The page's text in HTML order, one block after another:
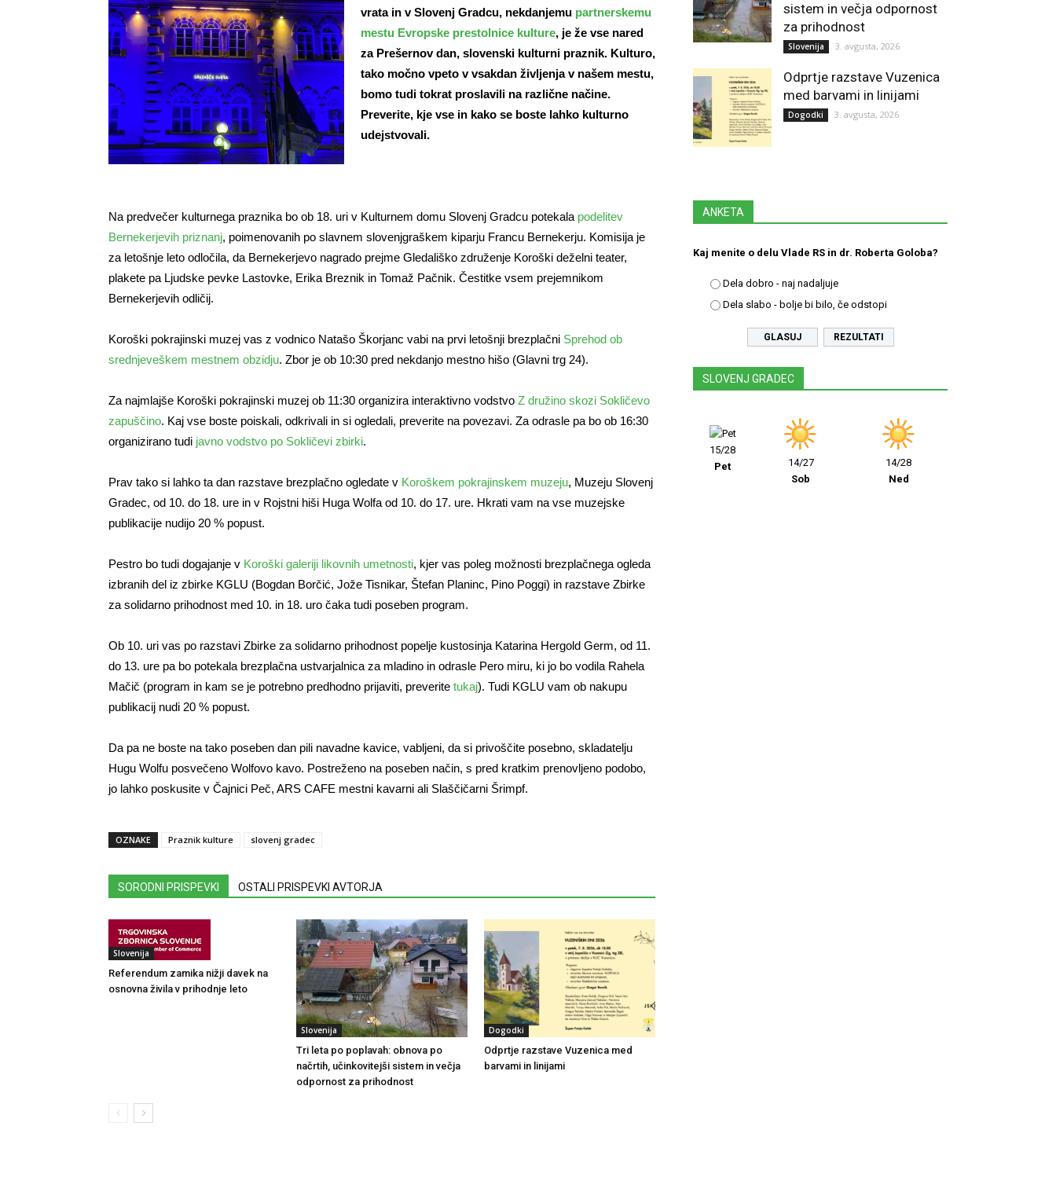
vrata in v Slovenj Gradcu, nekdanjemu partnerskemu
mestu Evropske prestolnice kulture, je že vse nared
za Prešernov dan, slovenski kulturni praznik. Kulturo,
tako močno vpeto v vsakdan življenja v našem mestu,
bomo tudi tokrat proslavili na različne načine.
Preverite, kje vse in kako se boste lahko kulturno
udejstvovali.
Na predvečer kulturnega praznika bo ob 18. uri v Kulturnem domu Slovenj Gradcu potekala podelitev
Bernekerjevih priznanj, poimenovanih po slavnem slovenjgraškem kiparju Francu Bernekerju. Komisija je
za letošnje leto odločila, da Bernekerjevo nagrado prejme Gledališko združenje Koroški deželni teater,
plakete pa Ljudske pevke Lastovke, Erika Breznik in Tomaž Pačnik. Čestitke vsem prejemnikom
Bernekerjevih odličij.
Koroški pokrajinski muzej vas z vodnico Natašo Škorjanc vabi na prvi letošnji brezplačni Sprehod ob
srednjeveškem mestnem obzidju. Zbor je ob 10:30 pred nekdanjo mestno hišo (Glavni trg 24).
Za najmlajše Koroški pokrajinski muzej ob 11:30 organizira interaktivno vodstvo Z družino skozi Sokličevo
zapuščino. Kaj vse boste poiskali, odkrivali in si ogledali, preverite na povezavi. Za odrasle pa bo ob 16:30
organizirano tudi javno vodstvo po Sokličevi zbirki.
Prav tako si lahko ta dan razstave brezplačno ogledate v Koroškem pokrajinskem muzeju, Muzeju Slovenj
Gradec, od 10. do 18. ure in v Rojstni hiši Huga Wolfa od 10. do 17. ure. Hkrati vam na vse muzejske
publikacije nudijo 20 % popust.
Pestro bo tudi dogajanje v Koroški galeriji likovnih umetnosti, kjer vas poleg možnosti brezplačnega ogleda
izbranih del iz zbirke KGLU (Bogdan Borčić, Jože Tisnikar, Štefan Planinc, Pino Poggi) in razstave Zbirke
za solidarno prihodnost med 10. in 18. uro čaka tudi poseben program.
Ob 10. uri vas po razstavi Zbirke za solidarno prihodnost popelje kustosinja Katarina Hergold Germ, od 11.
do 13. ure pa bo potekala brezplačna ustvarjalnica za mladino in odrasle Pero miru, ki jo bo vodila Rahela
Mačič (program in kam se je potrebno predhodno prijaviti, preverite tukaj). Tudi KGLU vam ob nakupu
publikacij nudi 20 % popust.
Da pa ne boste na tako poseben dan pili navadne kavice, vabljeni, da si privoščite posebno, skladatelju
Hugu Wolfu posvečeno Wolfovo kavo. Postreženo na poseben način, s pred kratkim prenovljeno podobo,
jo lahko poskusite v Čajnici Peč, ARS CAFE mestni kavarni ali Slaščičarni Šrimpf.
OZNAKE Praznik kulture slovenj gradec
SORODNI PRISPEVKI OSTALI PRISPEVKI AVTORJA
Slovenija
Referendum zamika nižji davek na
osnovna živila v prihodnje leto
Slovenija
Tri leta po poplavah: obnova po
načrtih, učinkovitejši sistem in večja
odpornost za prihodnost
Dogodki
Odprtje razstave Vuzenica med
barvami in linijami
sistem in večja odpornost
za prihodnost
Slovenija 3. avgusta, 2026
Odprtje razstave Vuzenica
med barvami in linijami
Dogodki 3. avgusta, 2026
ANKETA
Kaj menite o delu Vlade RS in dr. Roberta Goloba?
Dela dobro - naj nadaljuje
Dela slabo - bolje bi bilo, če odstopi
REZULTATI
SLOVENJ GRADEC
15/28
Pet
14/27
Sob
14/28
Ned